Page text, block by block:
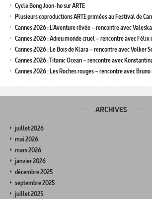
Cycle Bong Joon-ho sur ARTE
Plusieurs coproductions ARTE primées au Festival de
Cannes 2026 : L’Aventure rêvée – rencontre avec
Cannes 2026 : Adieu monde cruel – rencontre avec Félix
Cannes 2026 : Le Bois de Klara – rencontre avec Volker
Cannes 2026 : Titanic Ocean – rencontre avec
Cannes 2026 : Les Roches rouges – rencontre avec
ARCHIVES
juillet 2026
mai 2026
mars 2026
janvier 2026
décembre 2025
septembre 2025
juillet 2025